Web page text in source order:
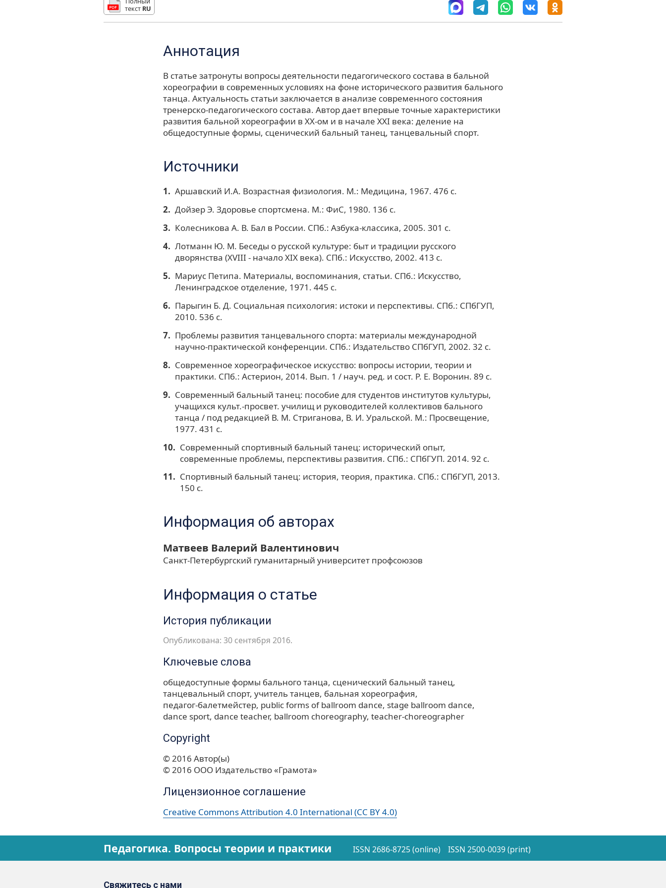
текст RU
Аннотация
В статье затронуты вопросы деятельности педагогического состава в бальной
хореографии в современных условиях на фоне исторического развития бального
танца. Актуальность статьи заключается в анализе современного состояния
тренерско-педагогического состава. Автор дает впервые точные характеристики
развития бальной хореографии в ХХ-ом и в начале ХХI века: деление на
общедоступные формы, сценический бальный танец, танцевальный спорт.
Источники
Аршавский И.А. Возрастная физиология. М.: Медицина, 1967. 476 с.
Дойзер Э. Здоровье спортсмена. М.: ФиС, 1980. 136 с.
Колесникова А. В. Бал в России. СПб.: Азбука-классика, 2005. 301 с.
Лотманн Ю. М. Беседы о русской культуре: быт и традиции русского
дворянства (XVIII - начало XIX века). СПб.: Искусство, 2002. 413 с.
Мариус Петипа. Материалы, воспоминания, статьи. СПб.: Искусство,
Ленинградское отделение, 1971. 445 с.
Парыгин Б. Д. Социальная психология: истоки и перспективы. СПб.: СПбГУП,
2010. 536 с.
Проблемы развития танцевального спорта: материалы международной
научно-практической конференции. СПб.: Издательство СПбГУП, 2002. 32 с.
Современное хореографическое искусство: вопросы истории, теории и
практики. СПб.: Астерион, 2014. Вып. 1 / науч. ред. и сост. Р. Е. Воронин. 89 с.
Современный бальный танец: пособие для студентов институтов культуры,
учащихся культ.-просвет. училищ и руководителей коллективов бального
танца / под редакцией В. М. Стриганова, В. И. Уральской. М.: Просвещение,
1977. 431 с.
Современный спортивный бальный танец: исторический опыт,
современные проблемы, перспективы развития. СПб.: СПбГУП. 2014. 92 с.
Спортивный бальный танец: история, теория, практика. СПб.: СПбГУП, 2013.
150 с.
Информация об авторах
Матвеев Валерий Валентинович
Санкт-Петербургский гуманитарный университет профсоюзов
Информация о статье
История публикации
Опубликована: 30 сентября 2016.
Ключевые слова
общедоступные формы бального танца сценический бальный танец
танцевальный спорт учитель танцев бальная хореография
педагог-балетмейстер public forms of ballroom dance stage ballroom dance
dance sport dance teacher ballroom choreography teacher-choreographer
Copyright
© 2016 Автор(ы)
© 2016 ООО Издательство «Грамота»
Лицензионное соглашение
Creative Commons Attribution 4.0 International (CC BY 4.0)
Педагогика. Вопросы теории и практики ISSN 2686-8725 (online) ISSN 2500-0039 (print)
Свяжитесь с нами